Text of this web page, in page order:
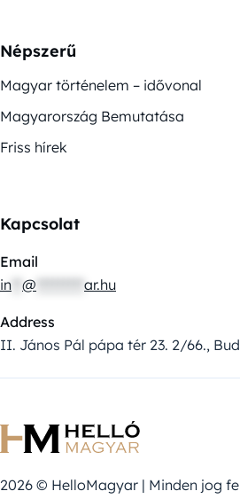
Népszerű
Magyar történelem – idővonal
Magyarország Bemutatása
Friss hírek
Kapcsolat
Email
in @ ar.hu
Address
II. János Pál pápa tér 23. 2/66.,
2026 © HelloMagyar | Minden jog